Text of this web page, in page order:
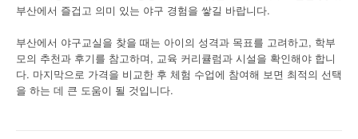
부산에서 즐겁고 의미 있는 야구 경험을 쌓길 바랍니다.
부산에서 야구교실을 찾을 때는 아이의 성격과 목표를 고려하고, 학부
모의 추천과 후기를 참고하며, 교육 커리큘럼과 시설을 확인해야 합니
다. 마지막으로 가격을 비교한 후 체험 수업에 참여해 보면 최적의 선택
을 하는 데 큰 도움이 될 것입니다.